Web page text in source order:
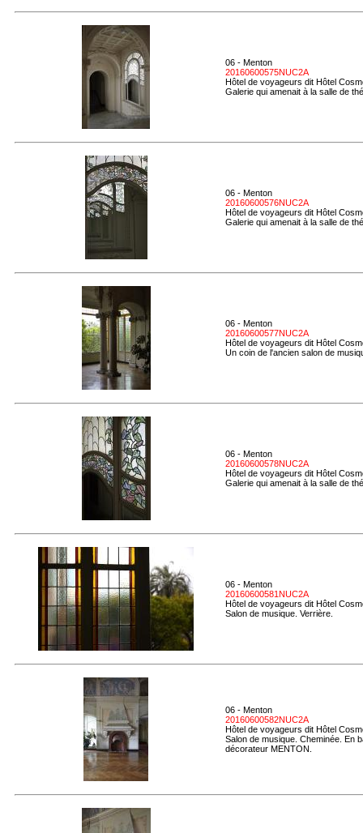
06 - Menton
20160600575NUC2A
Hôtel de voyageurs dit Hôtel
Galerie qui amenait à la salle de
06 - Menton
20160600576NUC2A
Hôtel de voyageurs dit Hôtel
Galerie qui amenait à la salle de
06 - Menton
20160600577NUC2A
Hôtel de voyageurs dit Hôtel
Un coin de l'ancien salon de
06 - Menton
20160600578NUC2A
Hôtel de voyageurs dit Hôtel
Galerie qui amenait à la salle de
06 - Menton
20160600581NUC2A
Hôtel de voyageurs dit Hôtel
Salon de musique. Verrière.
06 - Menton
20160600582NUC2A
Hôtel de voyageurs dit Hôtel
Salon de musique. Cheminée. En
décorateur MENTON.